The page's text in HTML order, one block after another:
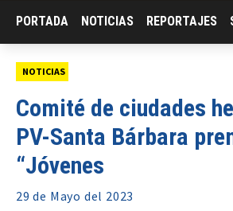
PORTADA NOTICIAS REPORTAJES
NOTICIAS
Comité de ciudades
PV-Santa Bárbara
“Jóvenes
29 de Mayo del 2023